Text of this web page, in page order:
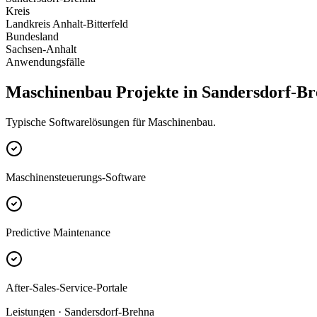
Kreis
Landkreis Anhalt-Bitterfeld
Bundesland
Sachsen-Anhalt
Anwendungsfälle
Maschinenbau Projekte in Sandersdorf-
Typische Softwarelösungen für Maschinenbau.
Maschinensteuerungs-Software
Predictive Maintenance
After-Sales-Service-Portale
Leistungen · Sandersdorf-Brehna